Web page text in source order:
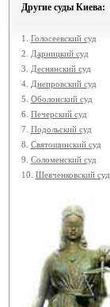
Другие суды Киева:
1. Голосеевский суд
2.
Дарницкий суд
3.
Деснянский суд
4. Днепровский суд
5. Оболонский суд
6. Печерский суд
7. Подольский суд
8. Святошинский суд
9. Соломенский суд
10. Шевченковский суд